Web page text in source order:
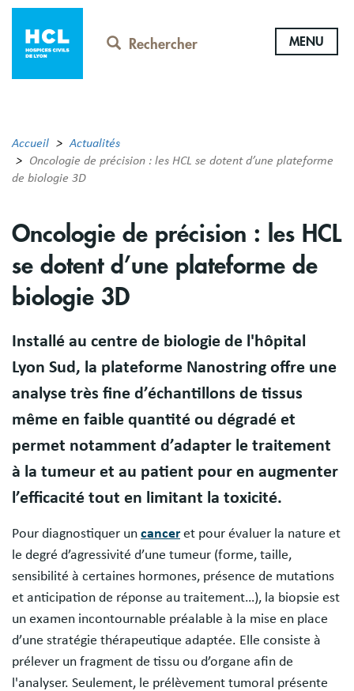
Aller
contenu
principal
Rechercher MENU
Accueil
Actualités
Oncologie de précision : les HCL se dotent d’une plateforme
de biologie 3D
Oncologie de précision : les HCL
se dotent d’une plateforme de
biologie 3D
Installé au centre de biologie de l'hôpital
Lyon Sud, la plateforme Nanostring offre une
analyse très fine d’échantillons de tissus
même en faible quantité ou dégradé et
permet notamment d’adapter le traitement
à la tumeur et au patient pour en augmenter
l’efficacité tout en limitant la toxicité.
Pour diagnostiquer un canceret pour évaluer la nature et
le degré d’agressivité d’une tumeur (forme, taille,
sensibilité à certaines hormones, présence de mutations
et anticipation de réponse au traitement…), la biopsie est
un examen incontournable préalable à la mise en place
d’une stratégie thérapeutique adaptée. Elle consiste à
prélever un fragment de tissu ou d’organe afin de
l'analyser. Seulement, le prélèvement tumoral présente